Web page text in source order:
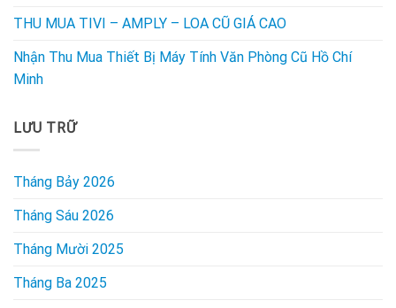
THU MUA TIVI – AMPLY – LOA CŨ GIÁ CAO
Nhận Thu Mua Thiết Bị Máy Tính Văn Phòng Cũ Hồ Chí
Minh
LƯU TRỮ
Tháng Bảy 2026
Tháng Sáu 2026
Tháng Mười 2025
Tháng Ba 2025